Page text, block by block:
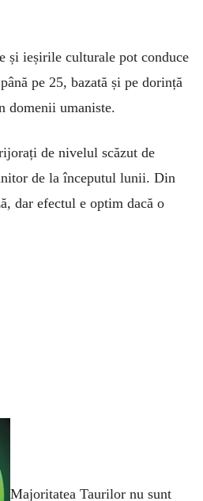
și ieși­rile culturale pot conduce
pe 25, bazată și pe dorință
domenii umaniste.
de nivelul scăzut de
de la începutul lu­nii. Din
dar efectul e optim dacă o
Majoritatea Tau­ri­lor nu sunt